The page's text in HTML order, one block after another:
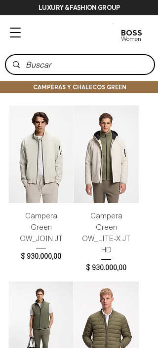
LUXURY & FASHION GROUP
BOSS
Women
CAMPERAS Y CHALECOS GREEN
Campera
Green
OW_JOIN JT
Precio
$ 930.000,00
Campera
Green
OW_LITE-X JT
HD
Precio
$ 930.000,00